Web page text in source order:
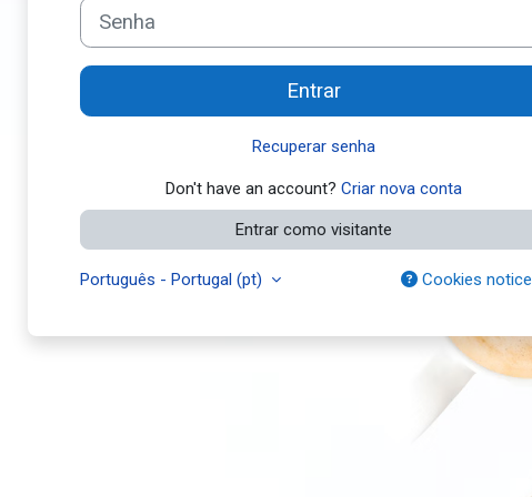
Senha
Entrar
Recuperar senha
Don't have an account? Criar nova conta
Entrar como visitante
Português - Portugal ‎(pt)‎ Cookies notice